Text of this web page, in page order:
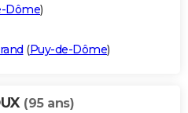
Dôme)
(Puy-de-Dôme)
(95 ans)